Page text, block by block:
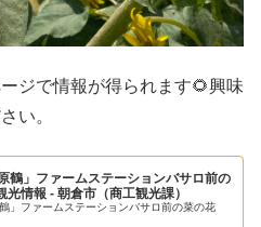
ジで情報が得られます🌻興味
い。
鶴」ファームステーションバサロ前の
光情報 - 朝倉市（商工観光課）
」ファームステーションバサロ前の菜の花